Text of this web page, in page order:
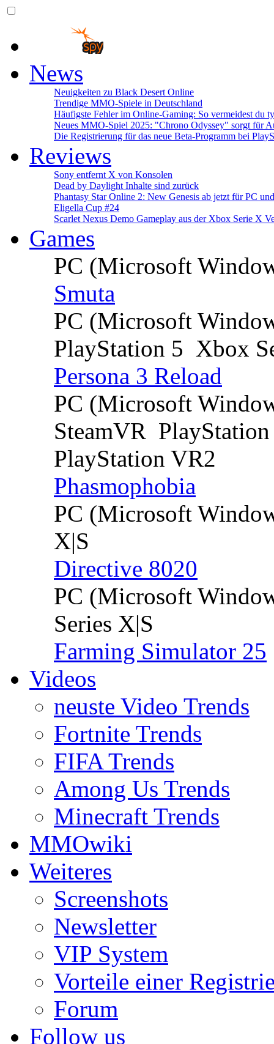
News
Neuigkeiten zu Black Desert Online
Trendige MMO-Spiele in Deutschland
Häufigste Fehler im Online-Gaming: So vermeidest du
Neues MMO-Spiel 2025: "Chrono Odyssey" sorgt für
Die Registrierung für das neue Beta-Programm bei
Reviews
Sony entfernt X von Konsolen
Dead by Daylight Inhalte sind zurück
Phantasy Star Online 2: New Genesis ab jetzt für PC
Eligella Cup #24
Scarlet Nexus Demo Gameplay aus der Xbox Serie X
Games
PC (Microsoft
Smuta
PC (Microsoft
PlayStation 5 Xbox
Persona 3 Reload
PC (Microsoft
SteamVR
PlayStation VR2
Phasmophobia
PC (Microsoft
X|S
Directive 8020
PC (Microsoft
Series X|S
Farming Simulator 25
Videos
neuste Video Trends
Fortnite Trends
FIFA Trends
Among Us Trends
Minecraft Trends
MMOwiki
Weiteres
Screenshots
Newsletter
VIP System
Vorteile einer
Forum
Follow us